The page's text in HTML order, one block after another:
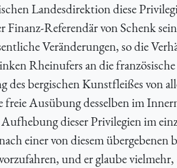
Landesdirektion diese
Referendär von Schenk
Veränderungen, so die
Rheinufers an die
bergischen Kunstfleißes von
Ausübung desselben im
dieser Privilegien im
einer von diesem übergebenen
und er glaube